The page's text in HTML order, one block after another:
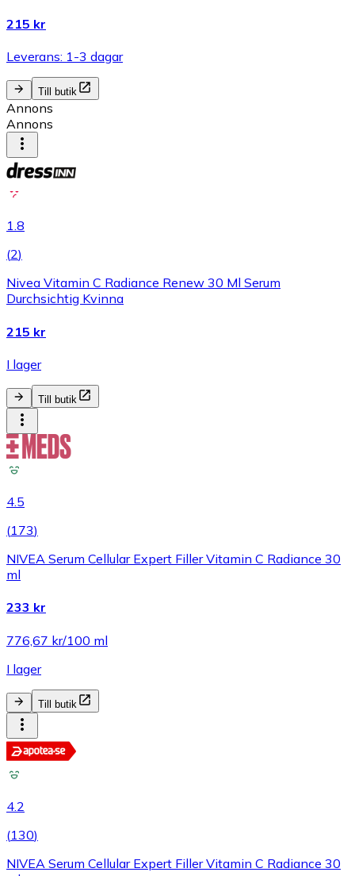
215 kr
Leverans: 1-3 dagar
Till butik
Annons
Annons
1.8
(2)
Nivea Vitamin C Radiance Renew 30 Ml Serum
Durchsichtig Kvinna
215 kr
I lager
Till butik
4.5
(173)
NIVEA Serum Cellular Expert Filler Vitamin C Radiance 30
ml
233 kr
776,67 kr/100 ml
I lager
Till butik
4.2
(130)
NIVEA Serum Cellular Expert Filler Vitamin C Radiance 30